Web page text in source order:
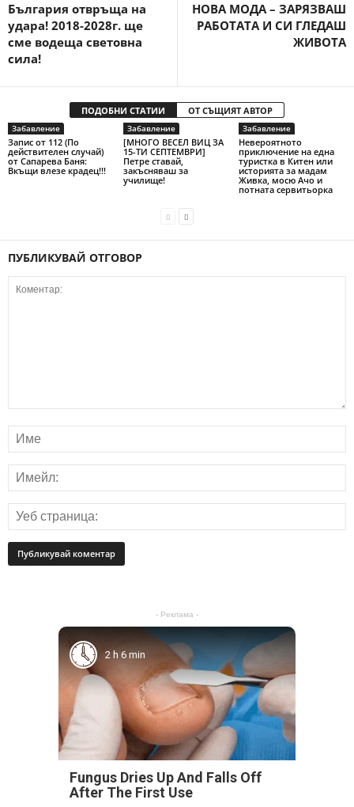
България отвръща на
удара! 2018-2028г. ще
сме водеща световна
сила!
НОВА МОДА – ЗАРЯЗВАШ
РАБОТАТА И СИ ГЛЕДАШ
ЖИВОТА
ПОДОБНИ СТАТИИ ОТ СЪЩИЯТ АВТОР
Забавление
Запис от 112 (По
действителен случай)
от Сапарева Баня:
Вкъщи влезе крадец!!!
Забавление
[МНОГО ВЕСЕЛ ВИЦ ЗА
15-ТИ СЕПТЕМВРИ]
Петре ставай,
закъсняваш за
училище!
Забавление
Невероятното
приключение на една
туристка в Китен или
историята за мадам
Живка, мосю Ачо и
потната сервитьорка
ПУБЛИКУВАЙ ОТГОВОР
- Реклама -
2 h 6 min
Fungus Dries Up And Falls Off
After The First Use